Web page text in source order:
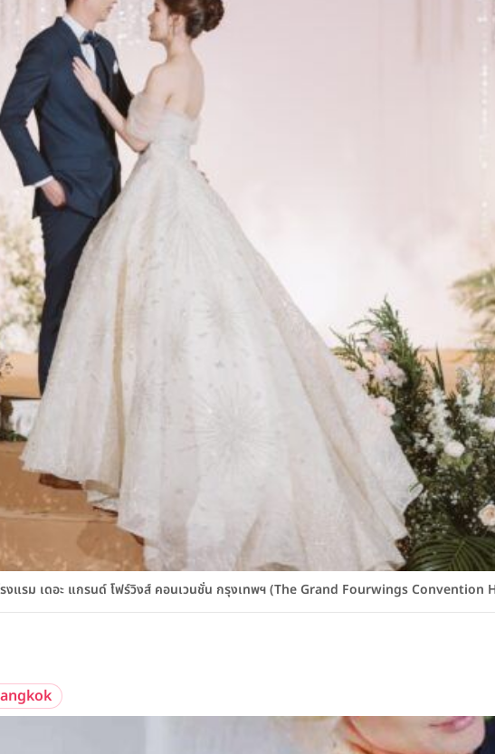
งแรม เดอะ แกรนด์ โฟร์วิงส์ คอนเวนชั่น กรุงเทพฯ (The Grand Fourwings Convention